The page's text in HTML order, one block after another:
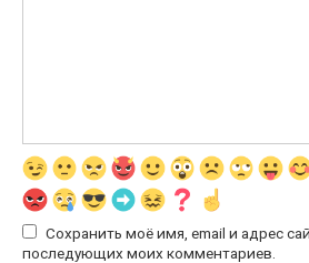
Сохранить моё имя, email и адрес
последующих моих комментариев.